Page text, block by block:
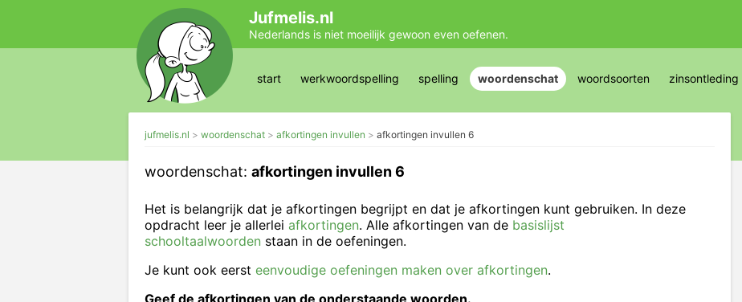
Jufmelis.nl
Nederlands is niet moeilijk gewoon even oefenen.
start werkwoordspelling spelling woordenschat woordsoorten zinsontleding
jufmelis.nl woordenschat afkortingen invullen afkortingen invullen 6
woordenschat: afkortingen invullen 6
Het is belangrijk dat je afkortingen begrijpt en dat je afkortingen kunt gebruiken. In deze
opdracht leer je allerlei afkortingen. Alle afkortingen van de basislijst
schooltaalwoorden staan in de oefeningen.
Je kunt ook eerst eenvoudige oefeningen maken over afkortingen.
Geef de afkortingen van de onderstaande woorden.